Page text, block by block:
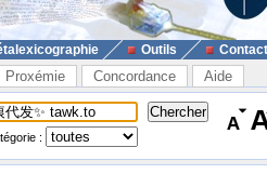
Outils Contact
Proxémie Concordance Aide
: